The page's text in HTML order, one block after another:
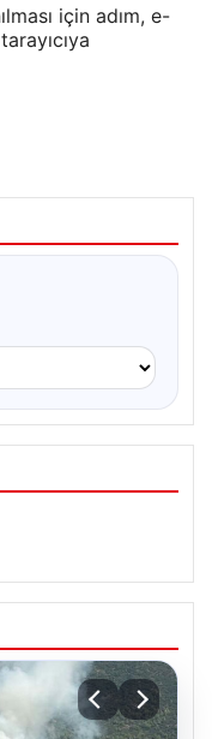
için adım, e-